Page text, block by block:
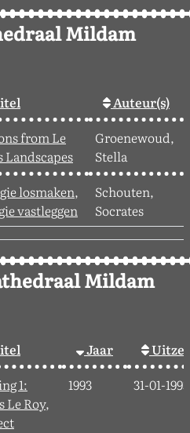
Mildam
Auteur(s)
from Le
Landscapes
Groenewoud,
Stella
losmaken,
vastleggen
Schouten,
Socrates
Mildam
Jaar
1:
Le Roy,
1993 31-01-1993